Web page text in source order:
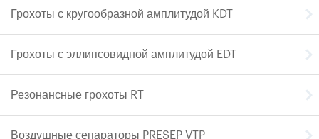
Грохоты с кругообразной амплитудой KDT
Грохоты с эллипсовидной амплитудой EDT
Резонансные грохоты RT
Воздушные сепараторы PRESEP VTP